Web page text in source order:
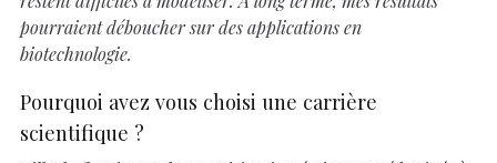
pourraient déboucher sur des applications en
biotechnologie.
Pourquoi avez vous choisi une carrière
scientifique ?